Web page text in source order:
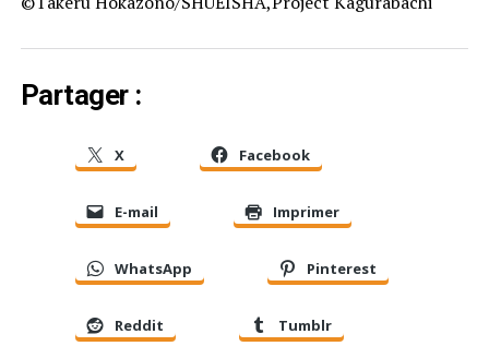
Partager :
X Facebook
E-mail Imprimer
WhatsApp Pinterest
Reddit Tumblr